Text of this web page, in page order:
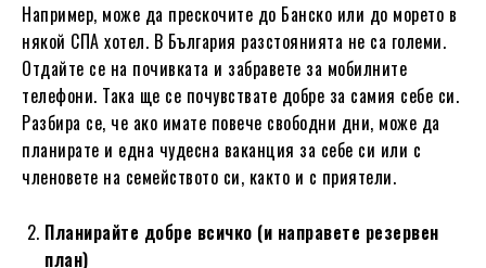
Например, може да прескочите до Банско или до морето в
някой СПА хотел. В България разстоянията не са големи.
Отдайте се на почивката и забравете за мобилните
телефони. Така ще се почувствате добре за самия себе си.
Разбира се, че ако имате повече свободни дни, може да
планирате и една чудесна ваканция за себе си или с
членовете на семейството си, както и с приятели.
Планирайте добре всичко (и направете резервен
план)